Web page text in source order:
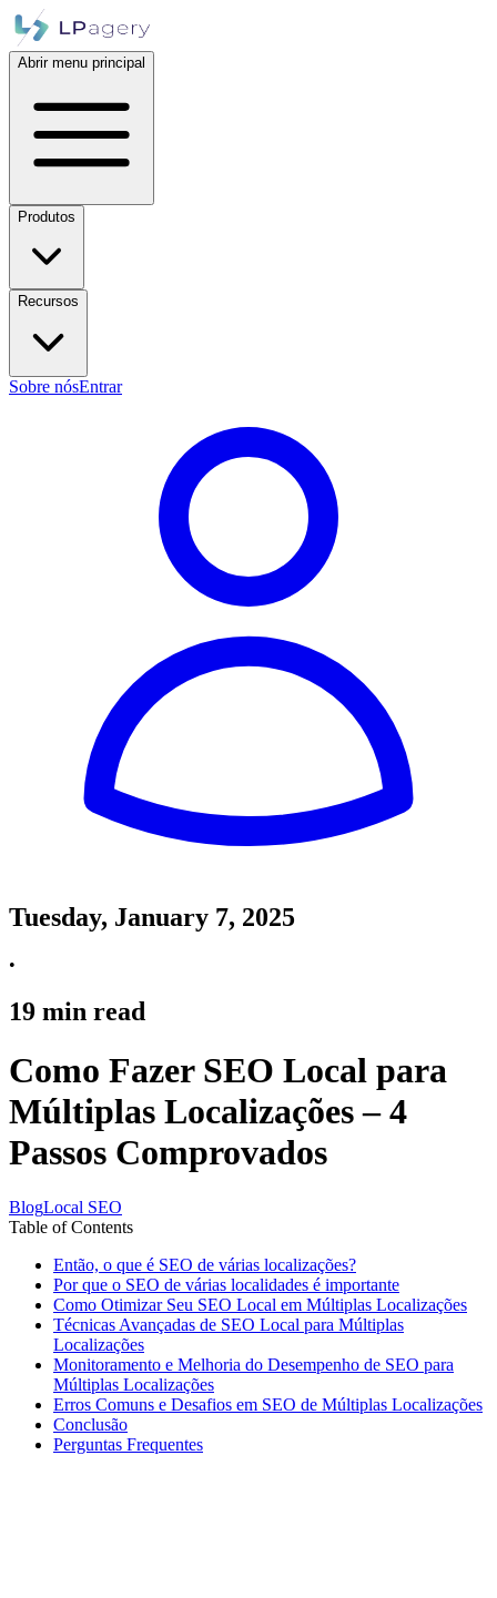
Abrir menu principal
Produtos
Recursos
Sobre nósEntrar
Tuesday, January 7, 2025
•
19 min read
Como Fazer SEO Local para
Múltiplas Localizações – 4
Passos Comprovados
BlogLocal SEO
Table of Contents
Então, o que é SEO de várias localizações?
Por que o SEO de várias localidades é importante
Como Otimizar Seu SEO Local em Múltiplas Localizações
Técnicas Avançadas de SEO Local para Múltiplas
Localizações
Monitoramento e Melhoria do Desempenho de SEO para
Múltiplas Localizações
Erros Comuns e Desafios em SEO de Múltiplas Localizações
Conclusão
Perguntas Frequentes